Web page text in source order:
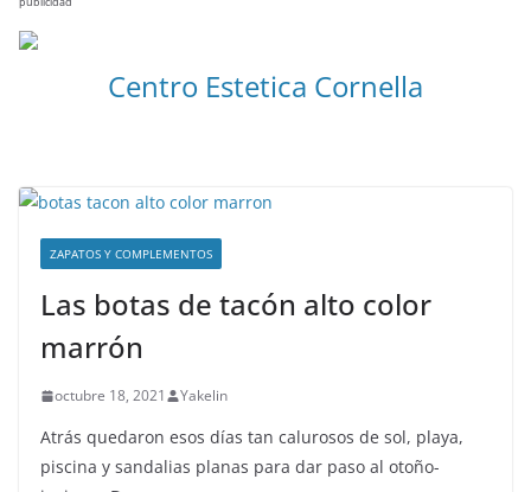
Centro Estetica Cornella
ZAPATOS Y COMPLEMENTOS
Las botas de tacón alto color
marrón
octubre 18, 2021 Yakelin
Atrás quedaron esos días tan calurosos de sol, playa,
piscina y sandalias planas para dar paso al otoño-